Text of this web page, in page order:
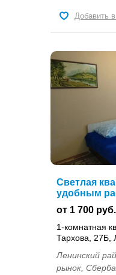
Добавить
Светлая
удобным
от 1 700 руб.
1-комнатная
Тархова, 27Б,
Ленинский
рынок,